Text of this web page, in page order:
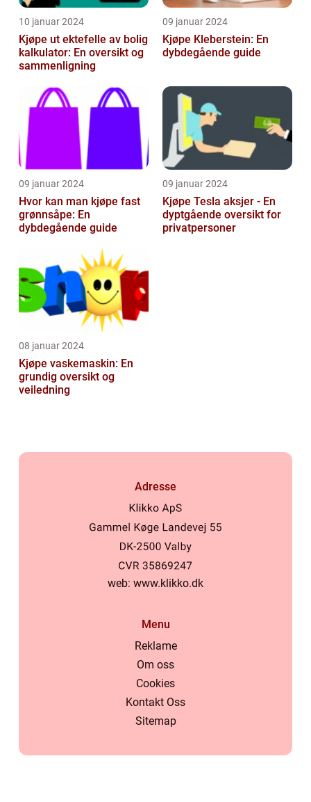
10 januar 2024
Kjøpe ut ektefelle av bolig
kalkulator: En oversikt og
sammenligning
09 januar 2024
Kjøpe Kleberstein: En
dybdegående guide
09 januar 2024
Hvor kan man kjøpe fast
grønnsåpe: En
dybdegående guide
09 januar 2024
Kjøpe Tesla aksjer - En
dyptgående oversikt for
privatpersoner
08 januar 2024
Kjøpe vaskemaskin: En
grundig oversikt og
veiledning
Adresse
web: www.klikko.dk
Menu
Reklame
Om oss
Cookies
Kontakt Oss
Sitemap